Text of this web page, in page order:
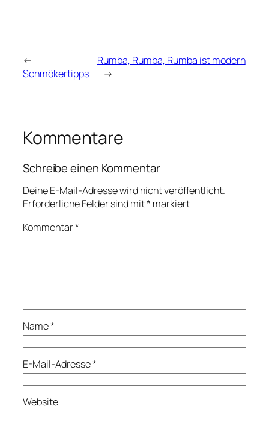
←
Schmökertipps
Rumba, Rumba, Rumba ist modern
→
Kommentare
Schreibe einen Kommentar
Deine E-Mail-Adresse wird nicht veröffentlicht.
Erforderliche Felder sind mit* markiert
Kommentar*
Name*
E-Mail-Adresse*
Website